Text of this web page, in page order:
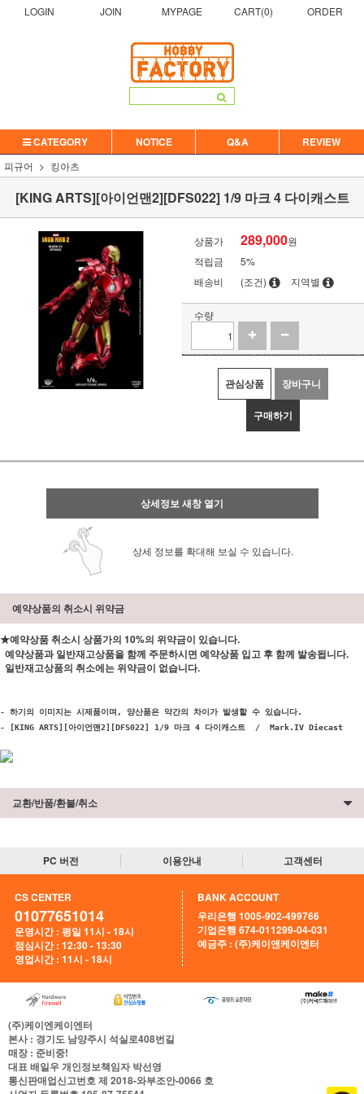
LOGIN JOIN MYPAGE CART(0) ORDER
CATEGORY NOTICE Q&A REVIEW
피규어 킹아츠
[KING ARTS][아이언맨2][DFS022] 1/9 마크 4 다이캐스트
상품가 289,000원
적립금
5%
배송비
(조건) 지역별
수량
관심상품 장바구니
구매하기
상세정보 새창 열기
상세 정보를 확대해 보실 수 있습니다.
예약상품의 취소시 위약금
★예약상품 취소시 상품가의 10%의 위약금이 있습니다.
예약상품과 일반재고상품을 함께 주문하시면 예약상품 입고 후 함께 발송됩니다.
일반재고상품의 취소에는 위약금이 없습니다.
- 하기의 이미지는 시제품이며, 양산품은 약간의 차이가 발생할 수 있습니다.
- [KING ARTS][아이언맨2][DFS022] 1/9 마크 4 다이캐스트  /  Mark.IV Diecast
교환/반품/환불/취소
PC 버전 이용안내 고객센터
CS CENTER
01077651014
운영시간 : 평일 11시 - 18시
점심시간 : 12:30 - 13:30
영업시간 : 11시 - 18시
BANK ACCOUNT
우리은행 1005-902-499766
기업은행 674-011299-04-031
예금주 : (주)케이앤케이엔터
(주)케이엔케이엔터
본사: 경기도 남양주시 석실로408번길
매장: 준비중!
대표 배일우개인정보책임자박선영
통신판매업신고번호 제 2018-와부조안-0066 호